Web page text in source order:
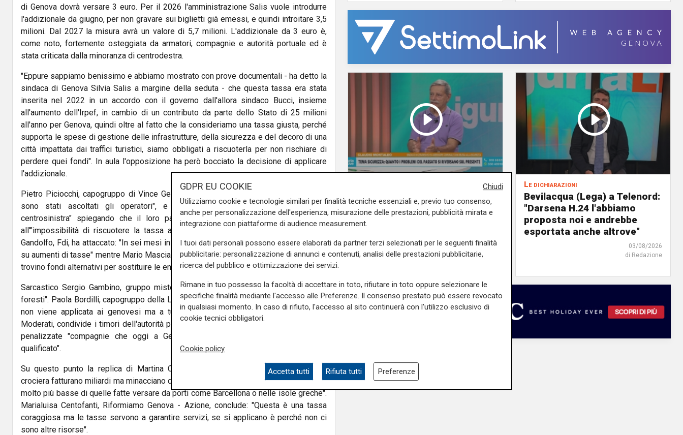
di Genova dovrà versare 3 euro. Per il 2026 l'amministrazione Salis vuole introdurre
l'addizionale da giugno, per non gravare sui biglietti già emessi, e quindi introitare 3,5
milioni. Dal 2027 la misura avrà un valore di 5,7 milioni. L'addizionale da 3 euro è,
come noto, fortemente osteggiata da armatori, compagnie e autorità portuale ed è
stata criticata dalla minoranza di centrodestra.
"Eppure sappiamo benissimo e abbiamo mostrato con prove documentali - ha detto la
sindaca di Genova Silvia Salis a margine della seduta - che questa tassa era stata
inserita nel 2022 in un accordo con il governo dall'allora sindaco Bucci, insieme
all'aumento dell'Irpef, in cambio di un contributo da parte dello Stato di 25 milioni
all'anno per Genova, quindi oltre al fatto che la consideriamo una tassa giusta, perché
supporta le spese di gestione delle infrastrutture, della sicurezza e del decoro di una
città impattata dai traffici turistici, siamo obbligati a riscuoterla per non rischiare di
perdere quei fondi". In aula l'opposizione ha però bocciato la decisione di applicare
l'addizionale.
Pietro Piciocchi, capogruppo di Vince Genova, l'ha criticata nel metodo, "perché non
sono stati ascoltati gli operatori", e ha voluto smentire la "narrazione del
centrosinistra" spiegando che il loro passo indietro nell'applicazione era legato
all'"impossibilità di riscuotere la tassa a causa di una lacuna normativa". Nicholas
Gandolfo, Fdi, ha attaccato: "In sei mesi in quest'aula abbiamo discusso solo delibere
su aumenti di tasse" mentre Mario Mascia, Forza Italia, auspica che "da qui a giugno si
trovino fondi alternativi per sostituire le entrate della tassa".
Sarcastico Sergio Gambino, gruppo misto: "In fondo è una buona tassa, colpisce i
foresti". Paola Bordilli, capogruppo della Lega, si è concentrata sul fatto che "la tassa
non viene applicata ai genovesi ma a tutti gli altri liguri". Lorenzo Pellerano, Noi
Moderati, condivide i timori dell'autorità portuale sostenendo che potrebbero essere
penalizzate "compagnie che oggi a Genova rappresentano una fonte di lavoro
qualificato".
Su questo punto la replica di Martina Caputo, capogruppo Pd: "Le compagnie di
crociera fatturano miliardi ma minacciano di abbandonare Genova per non versare cifre
molto più basse di quelle fatte versare da porti come Barcellona o nelle isole greche".
Marialuisa Centofanti, Riformiamo Genova - Azione, conclude: "Questa è una tassa
coraggiosa ma le tasse servono a garantire servizi, se si applicano è perché non ci
sono altre risorse".
Claudio Montaldo: "Pochi
punti d'incontro e crisi della
famiglia, ma si cerca il
03/08/2026
di Redazione
Le dichiarazioni
Bevilacqua (Lega) a Telenord:
"Darsena H.24 l'abbiamo
proposta noi e andrebbe
esportata anche altrove"
03/08/2026
di Redazione
Chiudi
GDPR EU COOKIE
Utilizziamo cookie e tecnologie similari per finalità tecniche essenziali e, previo tuo consenso,
anche per personalizzazione dell'esperienza, misurazione delle prestazioni, pubblicità mirata e
integrazione con piattaforme di audience measurement.
I tuoi dati personali possono essere elaborati da partner terzi selezionati per le seguenti finalità
pubblicitarie: personalizzazione di annunci e contenuti, analisi delle prestazioni pubblicitarie,
ricerca del pubblico e ottimizzazione dei servizi.
Rimane in tuo possesso la facoltà di accettare in toto, rifiutare in toto oppure selezionare le
specifiche finalità mediante l'accesso alle Preferenze. Il consenso prestato può essere revocato
in qualsiasi momento. In caso di rifiuto, l'accesso al sito continuerà con l'utilizzo esclusivo di
cookie tecnici obbligatori.
Cookie policy
Accetta tutti Rifiuta tutti Preferenze